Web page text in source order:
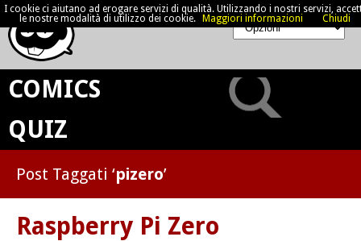
COMICS
QUIZ
Post Taggati ‘pizero’
Raspberry Pi Zero
I cookie ci aiutano ad erogare servizi di qualità. Utilizzando i nostri servizi,
le nostre modalità di utilizzo dei cookie.
Maggiori informazioni Chiudi